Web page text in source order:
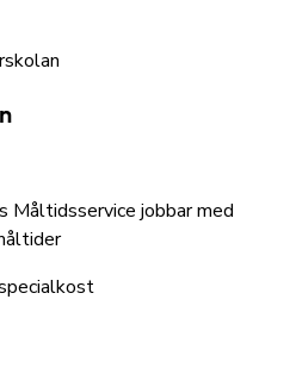
Måltidsservice jobbar med